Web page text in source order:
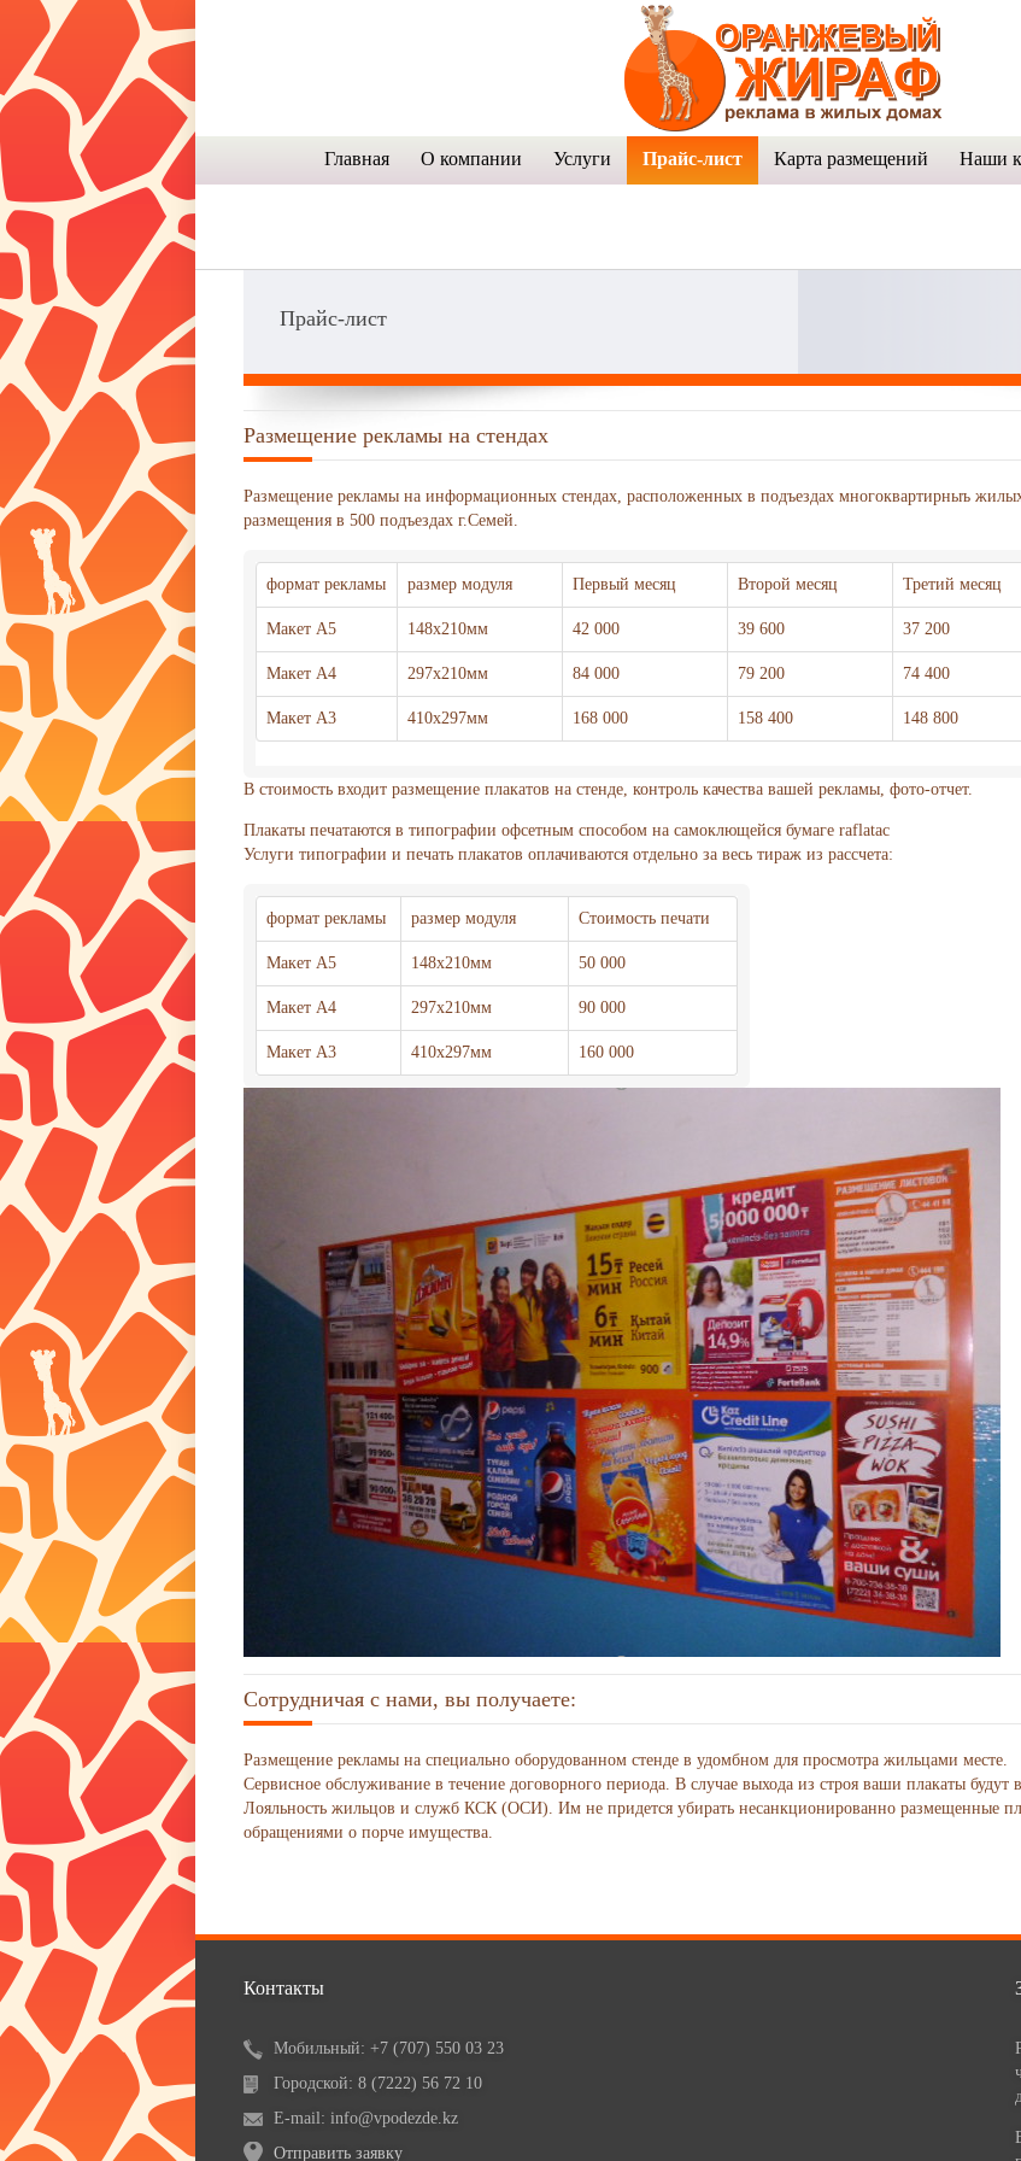
Главная О компании Услуги Прайс-лист Карта размещений Наши
Прайс-лист
Размещение рекламы на стендах
Размещение рекламы на информационных стендах, расположенных в подъездах многоквартирныъ
размещения в 500 подъездах г.Семей.
формат рекламы размер модуля Первый месяц Второй месяц Третий месяц
Макет А5 148х210мм 42 000 39 600 37 200
Макет А4 297х210мм 84 000 79 200 74 400
Макет А3 410х297мм 168 000 158 400 148 800
В стоимость входит размещение плакатов на стенде, контроль качества вашей рекламы, фото-отчет.
Плакаты печатаются в типографии офсетным способом на самоклющейся бумаге raflatac
Услуги типографии и печать плакатов оплачиваются отдельно за весь тираж из рассчета:
формат рекламы размер модуля Стоимость печати
Макет А5 148х210мм 50 000
Макет А4 297х210мм 90 000
Макет А3 410х297мм 160 000
Сотрудничая с нами, вы получаете:
Размещение рекламы на специально оборудованном стенде в удомбном для просмотра жильцами месте.
Сервисное обслуживание в течение договорного периода. В случае выхода из строя ваши плакаты будут
Лояльность жильцов и служб КСК (ОСИ). Им не придется убирать несанкционированно размещенные
обращениями о порче имущества.
Контакты
Мобильный: +7 (707) 550 03 23
Городской: 8 (7222) 56 72 10
E-mail: info@vpodezde.kz
Отправить заявку